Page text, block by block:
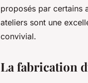
proposés par certains
ateliers sont une
convivial.
La fabrication